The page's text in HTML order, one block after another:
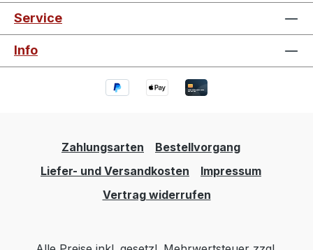
Service
Info
Zahlungsarten
Bestellvorgang
Liefer- und Versandkosten
Impressum
Vertrag widerrufen